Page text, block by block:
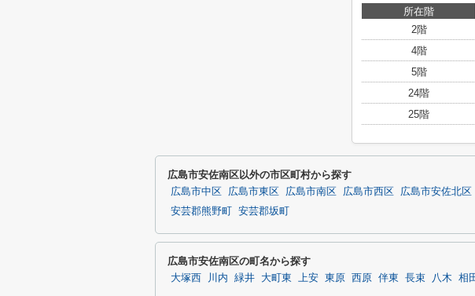
所在階
2階
4階
5階
24階
25階
広島市安佐南区以外の市区町村から探す
広島市中区 広島市東区 広島市南区 広島市西区 広島市安佐北区
安芸郡熊野町
安芸郡坂町
広島市安佐南区の町名から探す
大塚西 川内 緑井 大町東 上安 東原 西原 伴東 長束 八木 相